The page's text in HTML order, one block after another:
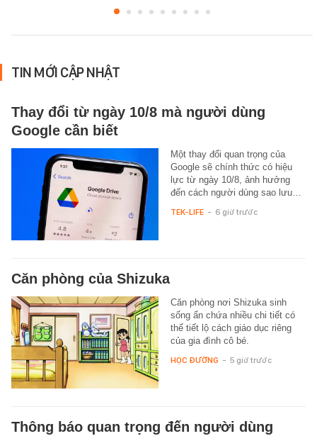
TIN MỚI CẬP NHẬT
Thay đổi từ ngày 10/8 mà người dùng
Google cần biết
Một thay đổi quan trọng của
Google sẽ chính thức có hiệu
lực từ ngày 10/8, ảnh hưởng
đến cách người dùng sao lưu…
TEK-LIFE - 6 giờ trước
Căn phòng của Shizuka
Căn phòng nơi Shizuka sinh
sống ẩn chứa nhiều chi tiết có
thể tiết lộ cách giáo dục riêng
của gia đình cô bé.
HỌC ĐƯỜNG - 5 giờ trước
Thông báo quan trọng đến người dùng